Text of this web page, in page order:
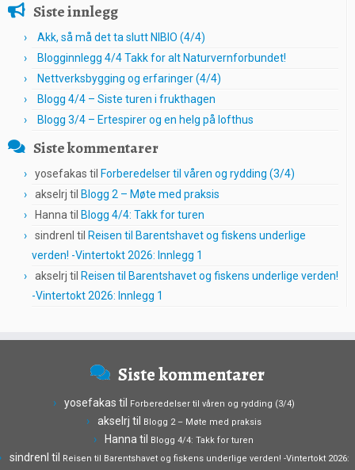
Siste innlegg
Akk, så må det ta slutt NIBIO (4/4)
Blogginnlegg 4/4 Takk for alt Naturvernforbundet!
Nettverksbygging og erfaringer (4/4)
Blogg 4/4 – Siste turen i frukthagen
Blogg 3/4 – Ertespirer og en helg på lofthus
Siste kommentarer
yosefakas til Forberedelser til våren og rydding (3/4)
akselrj til Blogg 2 – Møte med praksis
Hanna til Blogg 4/4: Takk for turen
sindrenl til Reisen til Barentshavet og fiskens underlige
verden! -Vintertokt 2026: Innlegg 1
akselrj til Reisen til Barentshavet og fiskens underlige verden!
-Vintertokt 2026: Innlegg 1
Siste kommentarer
yosefakas til Forberedelser til våren og rydding (3/4)
akselrj til Blogg 2 – Møte med praksis
Hanna til Blogg 4/4: Takk for turen
sindrenl til Reisen til Barentshavet og fiskens underlige verden! -Vintertokt 2026: